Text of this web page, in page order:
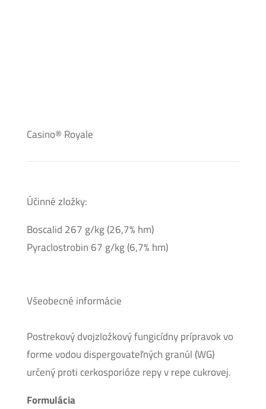
Casino® Royale
Účinné zložky:
Boscalid 267 g/kg (26,7% hm)
Pyraclostrobin 67 g/kg (6,7% hm)
Všeobecné informácie
Postrekový dvojzložkový fungicídny prípravok vo
forme vodou dispergovateľných granúl (WG)
určený proti cerkosporióze repy v repe cukrovej.
Formulácia